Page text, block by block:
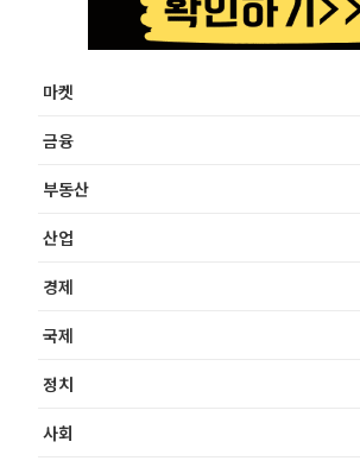
마켓
금융
부동산
산업
경제
국제
정치
사회